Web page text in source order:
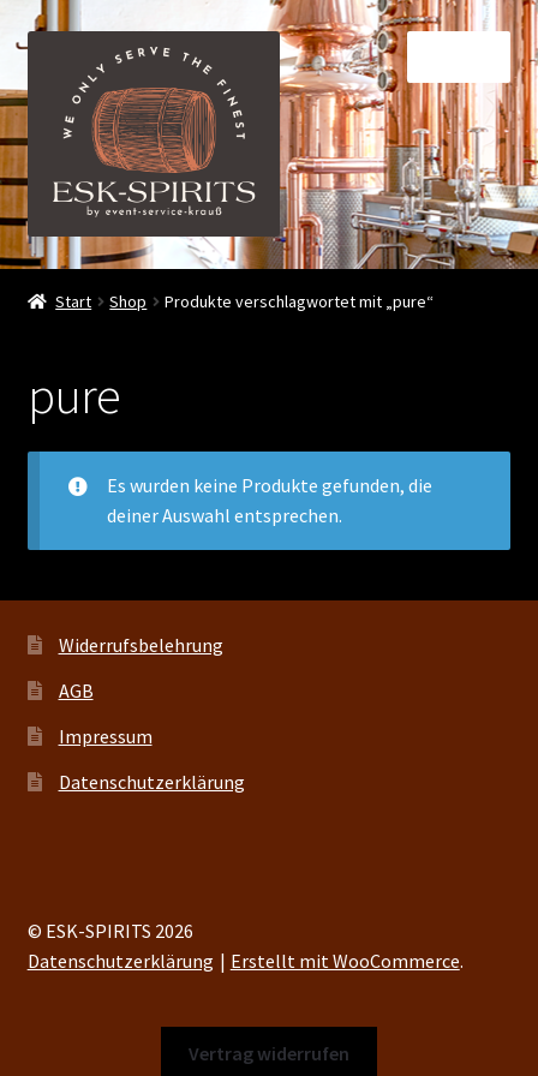
Zur
Navigation
springen
Zum
springen
ESK-SPIRITS ihr Partner für exquisite Spirituosen
Shop
My account
Vertrag widerrufen
Start Shop Produkte verschlagwortet mit „pure“
pure
Es wurden keine Produkte gefunden, die
deiner Auswahl entsprechen.
Widerrufsbelehrung
AGB
Impressum
Datenschutzerklärung
© ESK-SPIRITS 2026
Datenschutzerklärung
Erstellt mit WooCommerce.
Vertrag widerrufen